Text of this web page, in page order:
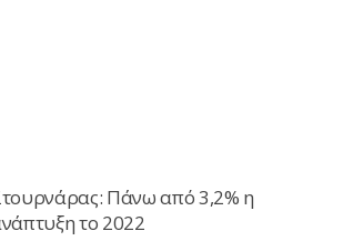
Πάνω από 3,2% η
το 2022